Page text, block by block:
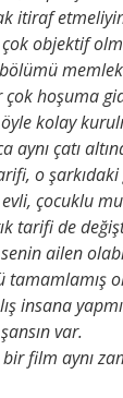
itiraf
objektif
çok hoşuma
öyle kolay
aynı çatı
o
çocuklu
tarifi de
ailen
tamamlamış
insana
var.
film aynı